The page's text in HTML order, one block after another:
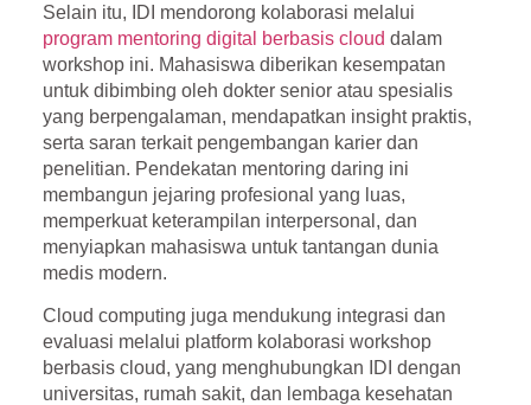
Selain itu, IDI mendorong kolaborasi melalui
program mentoring digital berbasis cloud dalam
workshop ini. Mahasiswa diberikan kesempatan
untuk dibimbing oleh dokter senior atau spesialis
yang berpengalaman, mendapatkan insight praktis,
serta saran terkait pengembangan karier dan
penelitian. Pendekatan mentoring daring ini
membangun jejaring profesional yang luas,
memperkuat keterampilan interpersonal, dan
menyiapkan mahasiswa untuk tantangan dunia
medis modern.
Cloud computing juga mendukung integrasi dan
evaluasi melalui platform kolaborasi workshop
berbasis cloud, yang menghubungkan IDI dengan
universitas, rumah sakit, dan lembaga kesehatan